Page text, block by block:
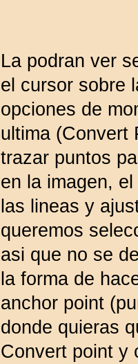
La podran ver
el cursor sobre
opciones de
ultima (Convert
trazar puntos
en la imagen,
las lineas y
queremos
asi que no se
la forma de
anchor point
donde quieras
Convert point y